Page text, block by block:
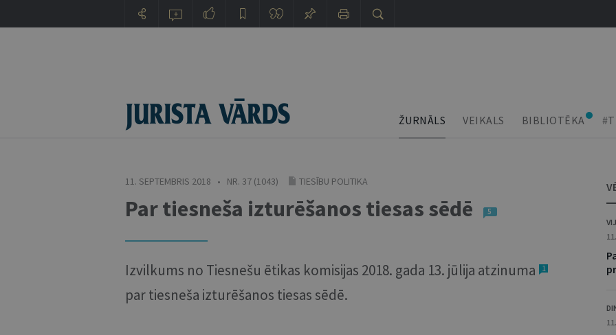
ŽURNĀLS VEIKALS BIBLIOTĒKA
11. SEPTEMBRIS 2018 • NR. 37 (1043) TIESĪBU POLITIKA
Par tiesneša izturēšanos tiesas sēdē 5
Izvilkums no Tiesnešu ētikas komisijas 2018. gada 13. jūlija atzinuma 1
par tiesneša izturēšanos tiesas sēdē.